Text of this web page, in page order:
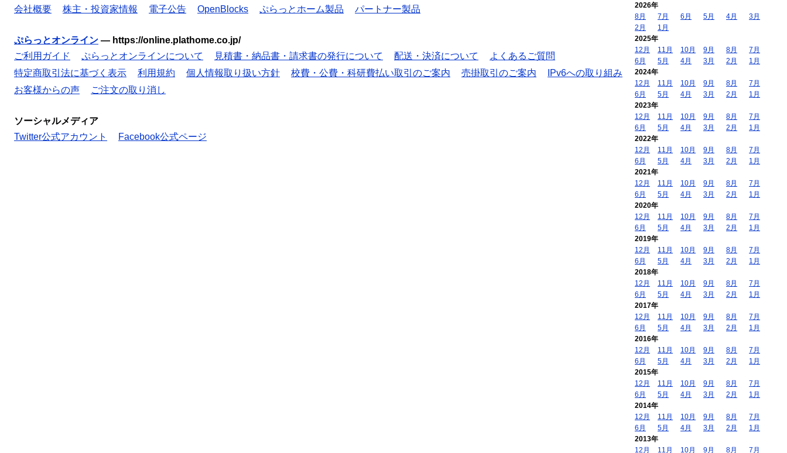
会社概要
株主・投資家情報 電子公告 OpenBlocks ぷらっとホーム製品 パートナー製品
ぷらっとオンライン — https://online.plathome.co.jp/
ご利用ガイド
ぷらっとオンラインについて 見積書・納品書・請求書の発行について 配送・決済について
よくあるご質問
特定商取引法に基づく表示
利用規約 個人情報取り扱い方針 校費・公費・科研費払い取引のご案内 売掛取引のご案内
IPv6への取り組み
お客様からの声
ご注文の取り消し
ソーシャルメディア
Twitter公式アカウント
Facebook公式ページ
2026年
8月
7月 6月 5月 4月
3月
2月
1月
2025年
12月
11月 10月 9月 8月
7月
6月
5月 4月 3月 2月
1月
2024年
12月
11月 10月 9月 8月
7月
6月
5月 4月 3月 2月
1月
2023年
12月
11月 10月 9月 8月
7月
6月
5月 4月 3月 2月
1月
2022年
12月
11月 10月 9月 8月
7月
6月
5月 4月 3月 2月
1月
2021年
12月
11月 10月 9月 8月
7月
6月
5月 4月 3月 2月
1月
2020年
12月
11月 10月 9月 8月
7月
6月
5月 4月 3月 2月
1月
2019年
12月
11月 10月 9月 8月
7月
6月
5月 4月 3月 2月
1月
2018年
12月
11月 10月 9月 8月
7月
6月
5月 4月 3月 2月
1月
2017年
12月
11月 10月 9月 8月
7月
6月
5月 4月 3月 2月
1月
2016年
12月
11月 10月 9月 8月
7月
6月
5月 4月 3月 2月
1月
2015年
12月
11月 10月 9月 8月
7月
6月
5月 4月 3月 2月
1月
2014年
12月
11月 10月 9月 8月
7月
6月
5月 4月 3月 2月
1月
2013年
12月
11月 10月 9月 8月 7月